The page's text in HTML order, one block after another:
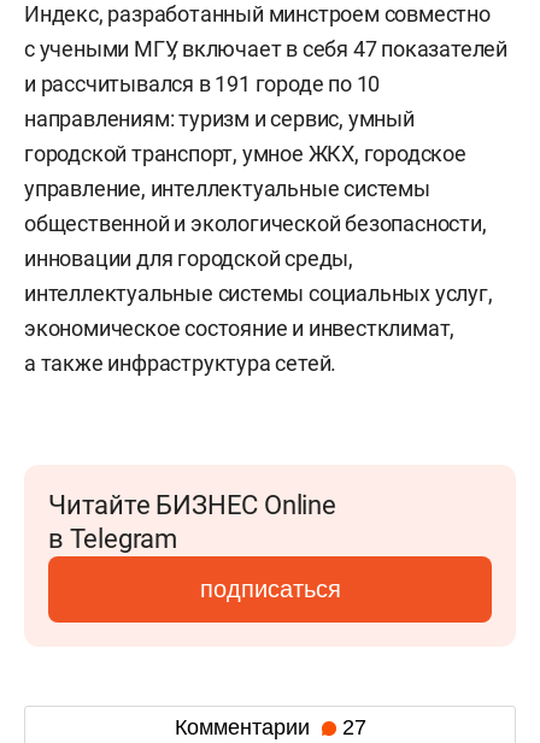
Индекс, разработанный минстроем совместно
с учеными МГУ, включает в себя 47 показателей
и рассчитывался в 191 городе по 10
направлениям: туризм и сервис, умный
городской транспорт, умное ЖКХ, городское
управление, интеллектуальные системы
общественной и экологической безопасности,
инновации для городской среды,
интеллектуальные системы социальных услуг,
экономическое состояние и инвестклимат,
а также инфраструктура сетей.
Читайте БИЗНЕС Online
в Telegram
подписаться
Комментарии 27